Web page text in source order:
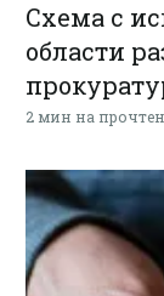
Схема с
области
2 мин на